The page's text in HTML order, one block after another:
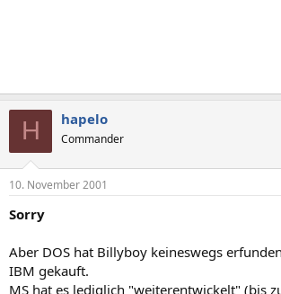
H hapelo
Commander
10. November 2001
Sorry
Aber DOS hat Billyboy keineswegs
IBM gekauft.
MS hat es lediglich "weiterentwickelt" (bis